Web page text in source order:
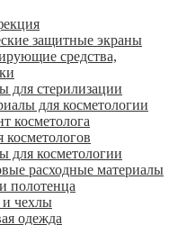
защитные экраны
средства,
для стерилизации
для косметологии
косметолога
косметологов
для косметологии
расходные материалы
полотенца
чехлы
одежда